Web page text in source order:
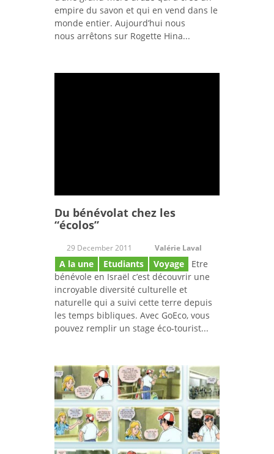
empire du savon et qui en vend dans le
monde entier. Aujourd’hui nous
nous arrêtons sur Rogette Hina...
Du bénévolat chez les
“écolos”
29 December 2011 Valérie Laval
A la une Etudiants Voyage
Etre
bénévole en Israël c’est découvrir une
incroyable diversité culturelle et
naturelle qui a suivi cette terre depuis
les temps bibliques. Avec GoEco, vous
pouvez remplir un stage éco-tourist...